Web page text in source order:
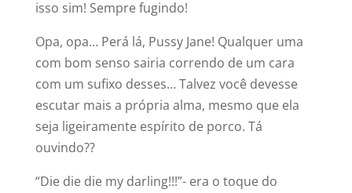
isso sim! Sempre fugindo!
Opa, opa… Perá lá, Pussy Jane! Qualquer uma
com bom senso sairia correndo de um cara
com um sufixo desses… Talvez você devesse
escutar mais a própria alma, mesmo que ela
seja ligeiramente espírito de porco. Tá
ouvindo??
“Die die die my darling!!!”- era o toque do